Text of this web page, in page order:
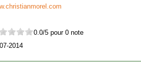
0.0/5 pour 0 note
2014